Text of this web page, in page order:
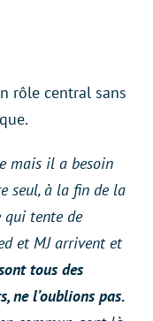
rôle central sans
mais il a besoin
seul, à la fin de la
qui tente de
et MJ arrivent et
tous des
ne l’oublions pas.